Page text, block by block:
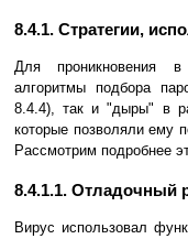
8.4.1. Стратегии,
Для проникновения
алгоритмы подбора
8.4.4), так и "дыры" в
которые позволяли ему
Рассмотрим подробнее
8.4.1.1. Отладочный
Вирус использовал